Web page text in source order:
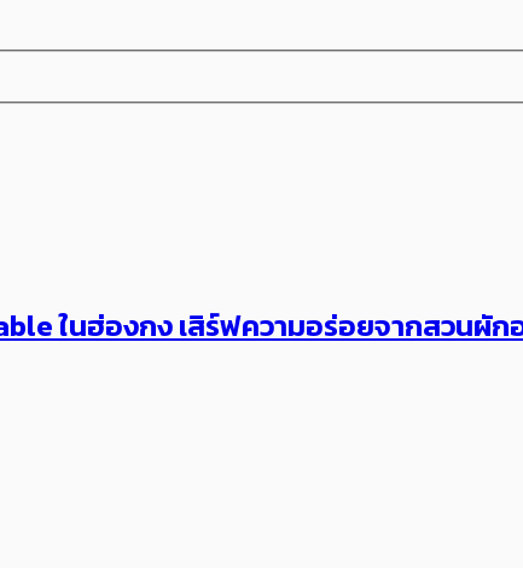
ในฮ่องกง เสิร์ฟความอร่อยจากสวนผัก